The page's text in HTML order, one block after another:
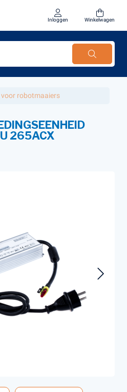
Inloggen Winkelwagen
voor robotmaaiers
265ACX